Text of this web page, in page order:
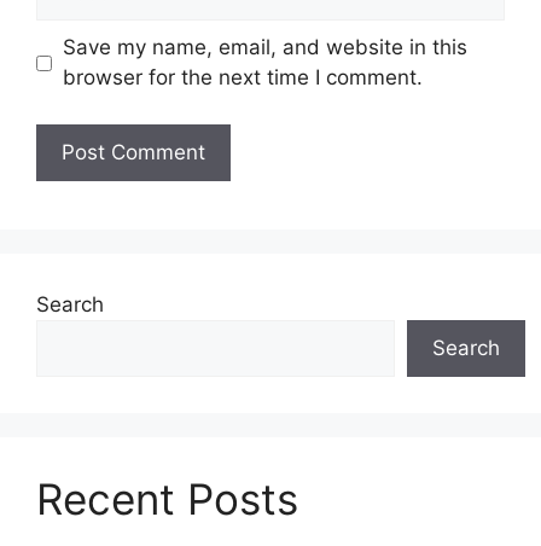
Save my name, email, and website in this
browser for the next time I comment.
Search
Search
Recent Posts